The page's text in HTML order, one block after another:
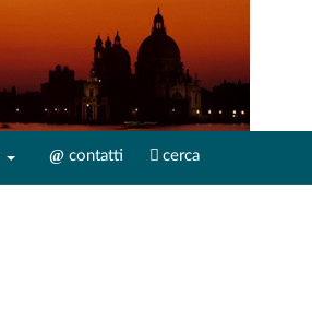
contatti cerca